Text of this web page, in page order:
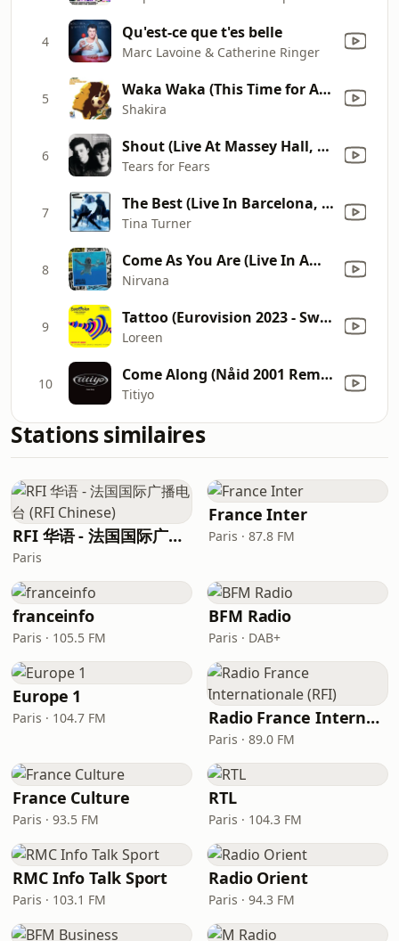
4 Qu'est-ce que t'es belle
Marc Lavoine & Catherine Ringer
5 Waka Waka (This Time for Africa) [The Official 2010 FIFA World Cup (TM) Song] [feat. Freshlyground] [Single]
Shakira
6 Shout (Live At Massey Hall, Toronto, Canada / 1985)
Tears for Fears
7 The Best (Live In Barcelona, 1990)
Tina Turner
8 Come As You Are (Live In Amsterdam, Netherlands, 1991)
Nirvana
9 Tattoo (Eurovision 2023 - Sweden / Karaoke)
Loreen
10 Come Along (Nåid 2001 Remix) [Remastered]
Titiyo
Stations similaires
RFI 华语 - 法国国际广播电台 (RFI Chinese)
Paris
France Inter
Paris · 87.8 FM
franceinfo
Paris · 105.5 FM
BFM Radio
Paris · DAB+
Europe 1
Paris · 104.7 FM Radio France Internationale (RFI)
Paris · 89.0 FM
France Culture
Paris · 93.5 FM
RTL
Paris · 104.3 FM
RMC Info Talk Sport
Paris · 103.1 FM
Radio Orient
Paris · 94.3 FM